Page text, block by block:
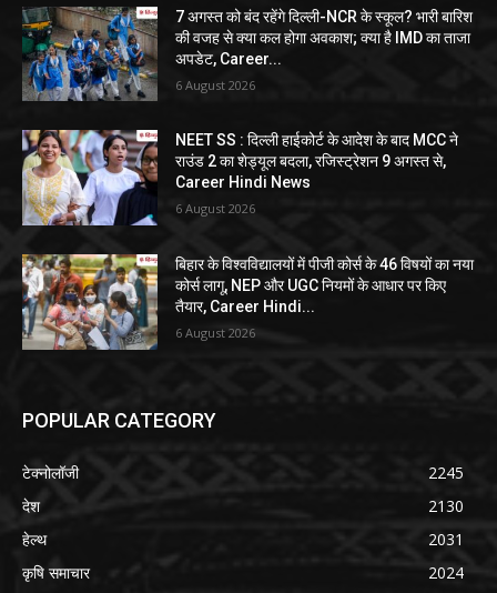
7 अगस्त को बंद रहेंगे दिल्ली-NCR के स्कूल? भारी बारिश
की वजह से क्या कल होगा अवकाश; क्या है IMD का ताजा
अपडेट, Career...
6 August 2026
NEET SS : दिल्ली हाईकोर्ट के आदेश के बाद MCC ने
राउंड 2 का शेड्यूल बदला, रजिस्ट्रेशन 9 अगस्त से,
Career Hindi News
6 August 2026
बिहार के विश्वविद्यालयों में पीजी कोर्स के 46 विषयों का नया
कोर्स लागू, NEP और UGC नियमों के आधार पर किए
तैयार, Career Hindi...
6 August 2026
POPULAR CATEGORY
टेक्नोलॉजी
2245
देश
2130
हेल्थ
2031
कृषि समाचार
2024